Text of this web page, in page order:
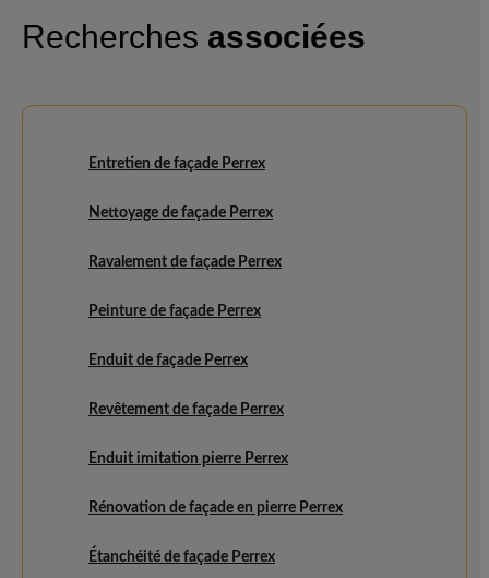
Recherches associées
Entretien de façade Perrex
Nettoyage de façade Perrex
Ravalement de façade Perrex
Peinture de façade Perrex
Enduit de façade Perrex
Revêtement de façade Perrex
Enduit imitation pierre Perrex
Rénovation de façade en pierre Perrex
Étanchéité de façade Perrex